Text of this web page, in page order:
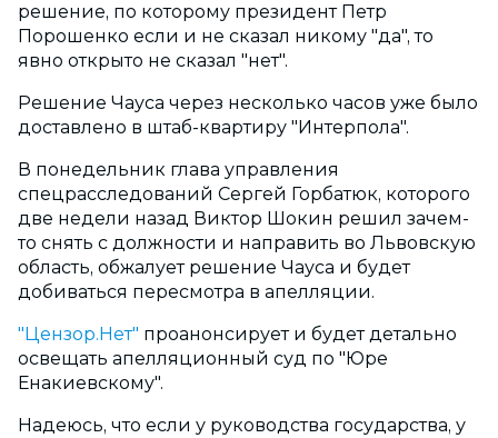
решение, по которому президент Петр
Порошенко если и не сказал никому "да", то
явно открыто не сказал "нет".
Решение Чауса через несколько часов уже было
доставлено в штаб-квартиру "Интерпола".
В понедельник глава управления
спецрасследований Сергей Горбатюк, которого
две недели назад Виктор Шокин решил зачем-
то снять с должности и направить во Львовскую
область, обжалует решение Чауса и будет
добиваться пересмотра в апелляции.
"Цензор.Нет" проанонсирует и будет детально
освещать апелляционный суд по "Юре
Енакиевскому".
Надеюсь, что если у руководства государства, у